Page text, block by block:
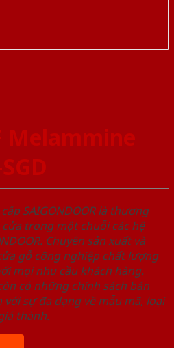
Melammine
SAIGONDOOR là thương
trong một chuỗi các hệ
Chuyên sản xuất và
gỗ công nghiệp chất lượng
mọi nhu cầu khách hàng.
có những chính sách bán
với sự đa dạng về mẫu mã, loại
thành.